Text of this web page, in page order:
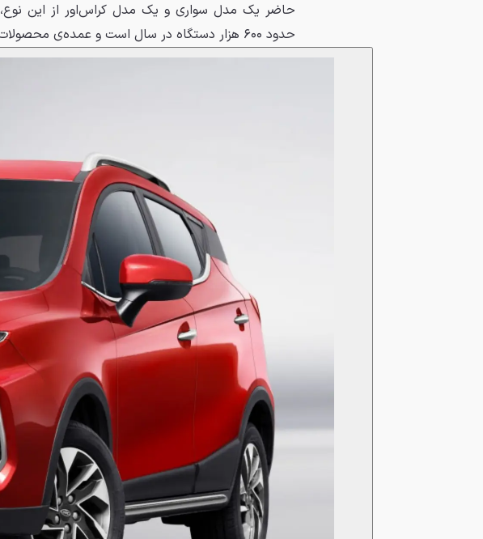
حاضر یک مدل سواری و یک مدل کراس‌اور از این
حدود ۶۰۰ هزار دستگاه در سال است و عمده‌ی محصولات آن، در بازار داخلی چین فروخته می‌شوند.